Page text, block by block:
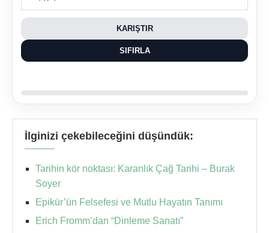
KARIŞTIR
SIFIRLA
İlginizi çekebileceğini düşündük:
Tarihin kör noktası: Karanlık Çağ Tarihi – Burak
Soyer
Epikür’ün Felsefesi ve Mutlu Hayatın Tanımı
Erich Fromm’dan “Dinleme Sanatı”